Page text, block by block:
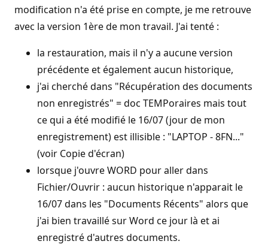
modification n'a été prise en compte, je me retrouve
avec la version 1ère de mon travail. J'ai tenté :
la restauration, mais il n'y a aucune version
précédente et également aucun historique,
j'ai cherché dans "Récupération des documents
non enregistrés" = doc TEMPoraires mais tout
ce qui a été modifié le 16/07 (jour de mon
enregistrement) est illisible : "LAPTOP - 8FN..."
(voir Copie d'écran)
lorsque j'ouvre WORD pour aller dans
Fichier/Ouvrir : aucun historique n'apparait le
16/07 dans les "Documents Récents" alors que
j'ai bien travaillé sur Word ce jour là et ai
enregistré d'autres documents.